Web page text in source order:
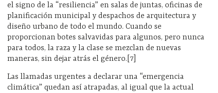
el signo de la “resiliencia” en salas de juntas, oficinas de
planificación municipal y despachos de arquitectura y
diseño urbano de todo el mundo. Cuando se
proporcionan botes salvavidas para algunos, pero nunca
para todos, la raza y la clase se mezclan de nuevas
maneras, sin dejar atrás el género.[7]
Las llamadas urgentes a declarar una “emergencia
climática” quedan así atrapadas, al igual que la actual